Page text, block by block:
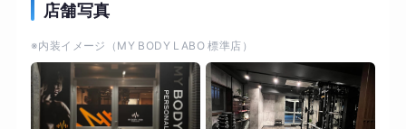
店舗写真
※内装イメージ（MY BODY LABO 標準店）